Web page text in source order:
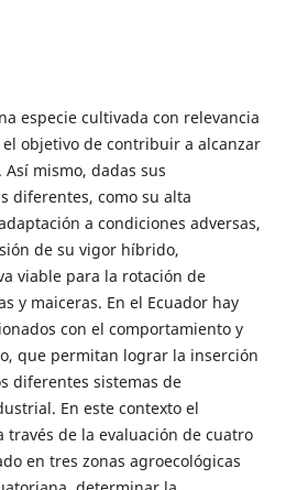
especie cultivada con relevancia
objetivo de contribuir a alcanzar
mismo, dadas sus
diferentes, como su alta
a condiciones adversas,
de su vigor híbrido,
viable para la rotación de
y maiceras. En el Ecuador hay
con el comportamiento y
que permitan lograr la inserción
diferentes sistemas de
En este contexto el
través de la evaluación de cuatro
en tres zonas agroecológicas